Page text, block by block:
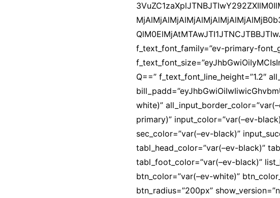
f_text_font_family=”ev-primary-
Q==” f_text_font_line_height=”1.2″
white)”
primary)” input_color=”var(–ev-
sec_color=”var(–ev-black)”
tabl_head_color=”var(–ev-black)”
tabl_foot_color=”var(–ev-black)”
btn_color=”var(–ev-white)”
btn_radius=”200px”